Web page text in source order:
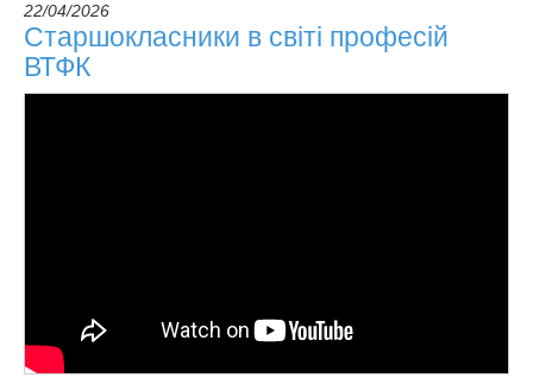
22/04/2026
Старшокласники в світі професій
ВТФК